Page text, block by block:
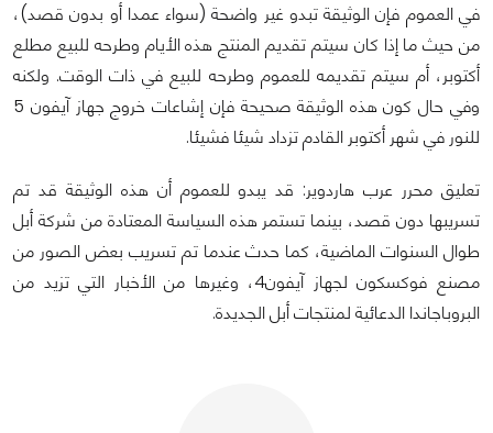
في العموم فإن الوثيقة تبدو غير واضحة (سواء عمدا أو بدون قصد)،
من حيث ما إذا كان سيتم تقديم المنتج هذه الأيام وطرحه للبيع مطلع
أكتوبر، أم سيتم تقديمه للعموم وطرحه للبيع في ذات الوقت. ولكنه
وفي حال كون هذه الوثيقة صحيحة فإن إشاعات خروج جهاز آيفون 5
للنور في شهر أكتوبر القادم تزداد شيئا فشيئا.
تعليق محرر عرب هاردوير: قد يبدو للعموم أن هذه الوثيقة قد تم
تسريبها دون قصد، بينما تستمر هذه السياسة المعتادة من شركة أبل
طوال السنوات الماضية، كما حدث عندما تم تسريب بعض الصور من
مصنع فوكسكون لجهاز آيفون4، وغيرها من الأخبار التي تزيد من
البروباجاندا الدعائية لمنتجات أبل الجديدة.